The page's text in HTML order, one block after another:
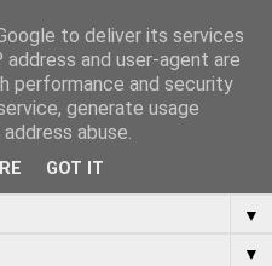
▼
▼
to deliver its services
and user-agent are
performance and security
generate usage
abuse.
GOT IT